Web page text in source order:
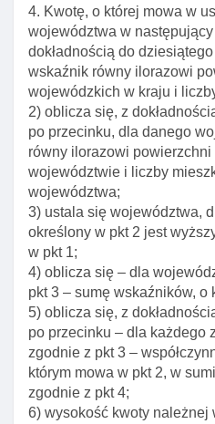
4. Kwotę, o której mowa w
województwa w
dokładnością do
wskaźnik równy ilorazowi
wojewódzkich w kraju i
2) oblicza się, z
po przecinku, dla danego
równy ilorazowi
województwie i liczby
województwa;
3) ustala się województwa,
określony w pkt 2 jest
w pkt 1;
4) oblicza się – dla
pkt 3 – sumę wskaźników, o
5) oblicza się, z
po przecinku – dla każdego
zgodnie z pkt 3 –
którym mowa w pkt 2, w
zgodnie z pkt 4;
6) wysokość kwoty
Rozdział 7. Dotacje dla
terytorialnego
Art. 42. Dotacje z budżetu
dofinansowanie zadań
Art. 42a. Dotacje na
upamiętniających tradycję,
polskiego
Art. 43. Dotacje na zadania
państwa w dziedzinie kultury
Art. 44. Procedura
stanowiących dochody
Art. 45. Dotacje celowe od
rządowej
Art. 46. Dotacje celowe od
Art. 47. Udzielenie dotacji
przez jednostkę samorządu
Art. 48. Zasady